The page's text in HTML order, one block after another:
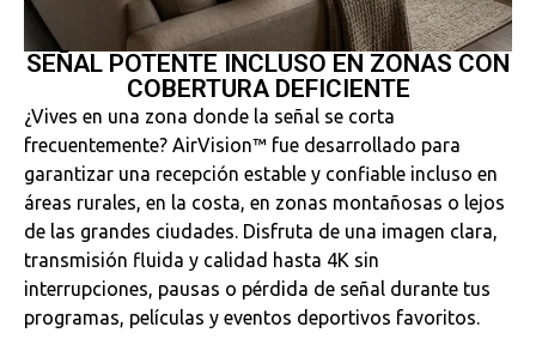
SEÑAL POTENTE INCLUSO EN ZONAS CON
COBERTURA DEFICIENTE
¿Vives en una zona donde la señal se corta
frecuentemente? AirVision™ fue desarrollado para
garantizar una recepción estable y confiable incluso en
áreas rurales, en la costa, en zonas montañosas o lejos
de las grandes ciudades. Disfruta de una imagen clara,
transmisión fluida y calidad hasta 4K sin
interrupciones, pausas o pérdida de señal durante tus
programas, películas y eventos deportivos favoritos.